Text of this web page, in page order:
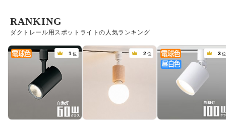
ダクトレール用スポットライトの人気ランキング
RANKING
1 位 2 位 3 位